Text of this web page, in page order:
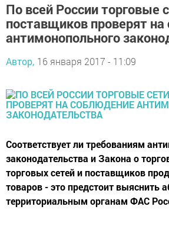
По всей России торговые
поставщиков проверят
антимонопольного
Автор, 16 января 2017 - 11:09
Соответствует ли требованиям
законодательства и Закона о
торговых сетей и поставщиков
товаров - это предстоит выяснить
территориальным органам ФАС